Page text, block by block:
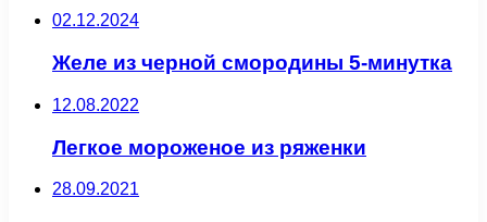
02.12.2024
Желе из черной смородины 5-минутка
12.08.2022
Легкое мороженое из ряженки
28.09.2021